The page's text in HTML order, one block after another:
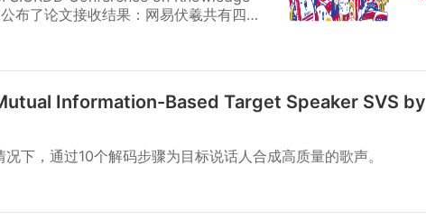
了论文接收结果：网易伏羲共有四篇
习等多个领域的关键问题，为数据科学
Information-Based Target Speaker SVS by
下，通过10个解码步骤为目标说话人合成高质量的歌声。